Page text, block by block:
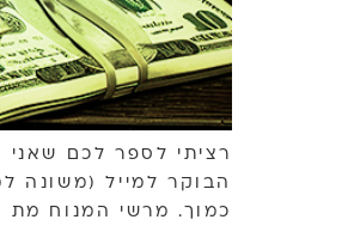
רציתי לספר לכם
הבוקר למייל (משונה
כמוך. מרשי המנוח מת